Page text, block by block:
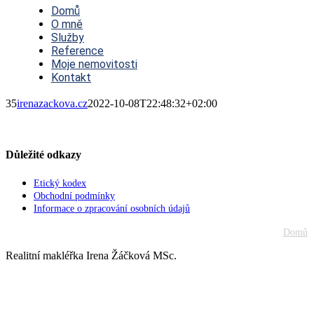
NavigationDomů
O mně
Služby
Reference
Moje nemovitosti
Kontakt
35irenazackova.cz2022-10-08T22:48:32+02:00
Důležité odkazy
Etický kodex
Obchodní podmínky
Informace o zpracování osobních údajů
Domů
Realitní makléřka Irena Žáčková MSc.